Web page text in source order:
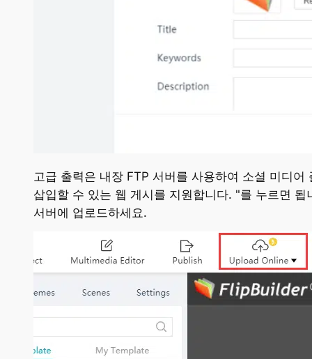
고급 출력은 내장 FTP 서버를 사용하여 소셜 미디
삽입할 수 있는 웹 게시를 지원합니다. "를 누르면 됩
서버에 업로드하세요.